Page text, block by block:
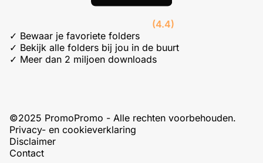
(4.4)
✓ Bewaar je favoriete folders
✓ Bekijk alle folders bij jou in de buurt
✓ Meer dan 2 miljoen downloads
©2025 PromoPromo - Alle rechten voorbehouden.
Privacy- en cookieverklaring
Disclaimer
Contact